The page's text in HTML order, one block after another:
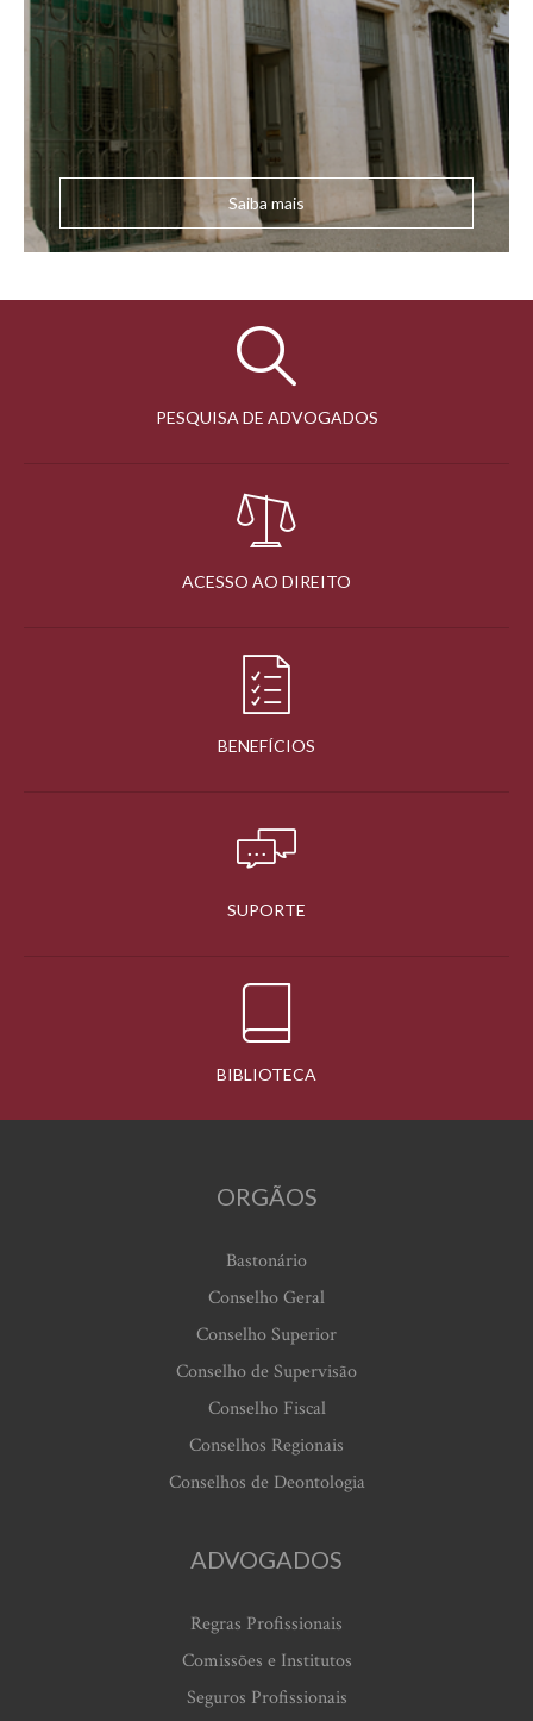
Saiba mais
PESQUISA DE ADVOGADOS
ACESSO AO DIREITO
BENEFÍCIOS
SUPORTE
BIBLIOTECA
ORGÃOS
Bastonário
Conselho Geral
Conselho Superior
Conselho de Supervisão
Conselho Fiscal
Conselhos Regionais
Conselhos de Deontologia
ADVOGADOS
Regras Profissionais
Comissões e Institutos
Seguros Profissionais